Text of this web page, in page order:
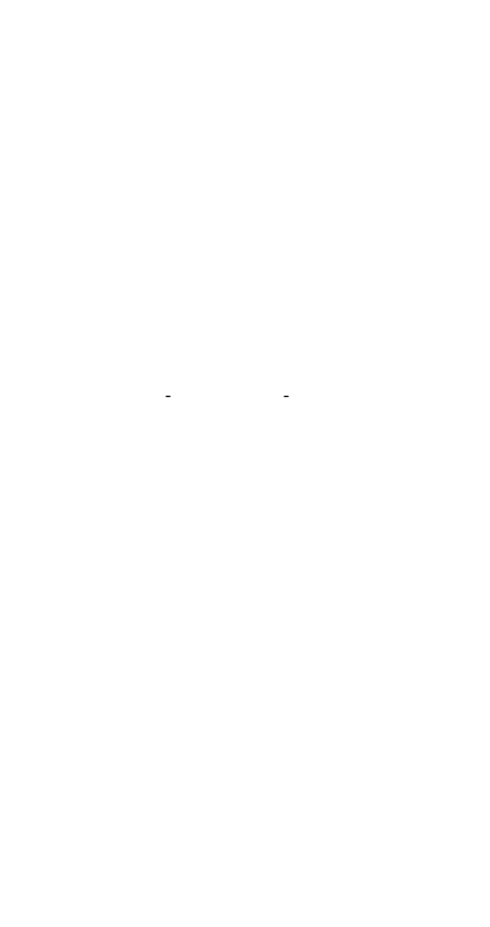
- -